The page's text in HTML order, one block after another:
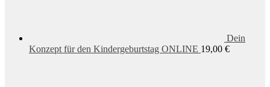
Dein
Konzept für den Kindergeburtstag ONLINE 19,00 €